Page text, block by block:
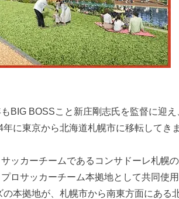
BIG BOSSこと新庄剛志氏を監督に迎え
に東京から北海道札幌市に移転してき
ッカーチームであるコンサドーレ札幌
ロサッカーチーム本拠地として共同使
本拠地が、札幌市から南東方面にある